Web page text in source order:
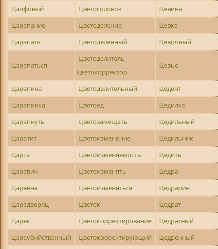
Цапфовый
Цветоголовок
Цевина
Царапание
Цветоделение
Цевка
Царапать
Цветоделенный Цевочный
Царапаться
Цветоделитель-
цветокорректор
Цевье
Царапина Цветоделительный
Цедент
Царапинка
Цветоед
Цедилка
Царапнуть
Цветозамещать
Цедильный
Царатит
Цветоизменение
Цедильник
Царга
Цветоизменяемость
Цедить
Царевич
Цветоизменять
Цедра
Царевна
Цветоизменяться
Цедрарин
Царедворец
Цветок
Цедрат
Царек
Цветокорректирование
Цедратный
Цареубийственный
Цветокорректирующий
Цедренный